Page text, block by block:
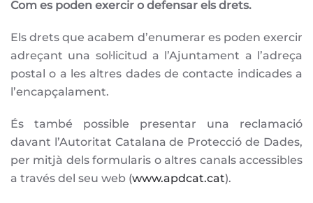
Com es poden exercir o defensar els drets.
Els drets que acabem d’enumerar es poden exercir
adreçant una sol·licitud a l’Ajuntament a l’adreça
postal o a les altres dades de contacte indicades a
l’encapçalament.
És també possible presentar una reclamació
davant l’Autoritat Catalana de Protecció de Dades,
per mitjà dels formularis o altres canals accessibles
a través del seu web (www.apdcat.cat).